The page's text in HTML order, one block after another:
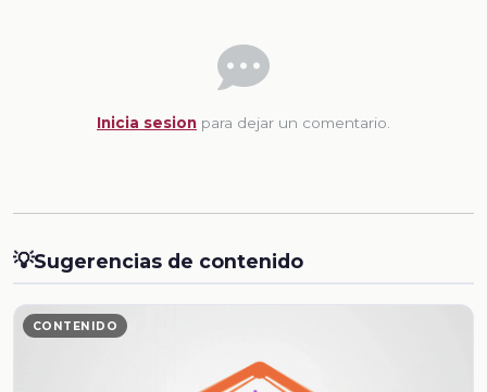
Inicia sesion para dejar un comentario.
💡Sugerencias de contenido
CONTENIDO